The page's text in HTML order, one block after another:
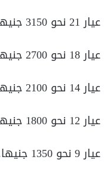
جنيها.
جنيها.
جنيها.
جنيها.
جنيها.